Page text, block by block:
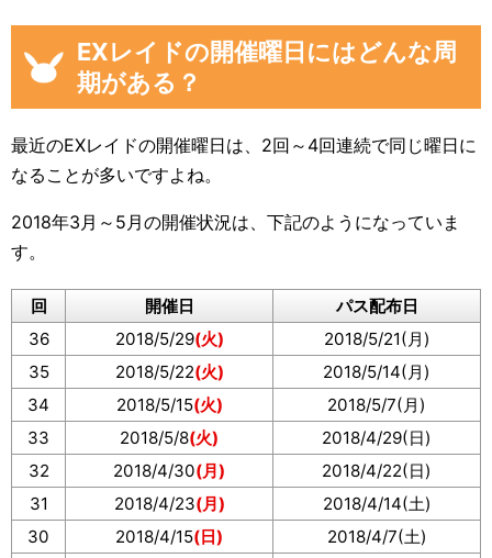
EXレイドの開催曜日にはどんな周
期がある？
最近のEXレイドの開催曜日は、2回～4回連続で同じ曜日に
なることが多いですよね。
2018年3月～5月の開催状況は、下記のようになっていま
す。
回 開催日
パス配布日
36
2018/5/29(火)
2018/5/21(月)
35
2018/5/22(火)
2018/5/14(月)
34
2018/5/15(火)
2018/5/7(月)
33
2018/5/8(火)
2018/4/29(日)
32
2018/4/30(月)
2018/4/22(日)
31
2018/4/23(月)
2018/4/14(土)
30
2018/4/15(日)
2018/4/7(土)